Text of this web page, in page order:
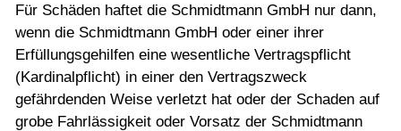
Für Schäden haftet die Schmidtmann GmbH nur dann,
wenn die Schmidtmann GmbH oder einer ihrer
Erfüllungsgehilfen eine wesentliche Vertragspflicht
(Kardinalpflicht) in einer den Vertragszweck
gefährdenden Weise verletzt hat oder der Schaden auf
grobe Fahrlässigkeit oder Vorsatz der Schmidtmann